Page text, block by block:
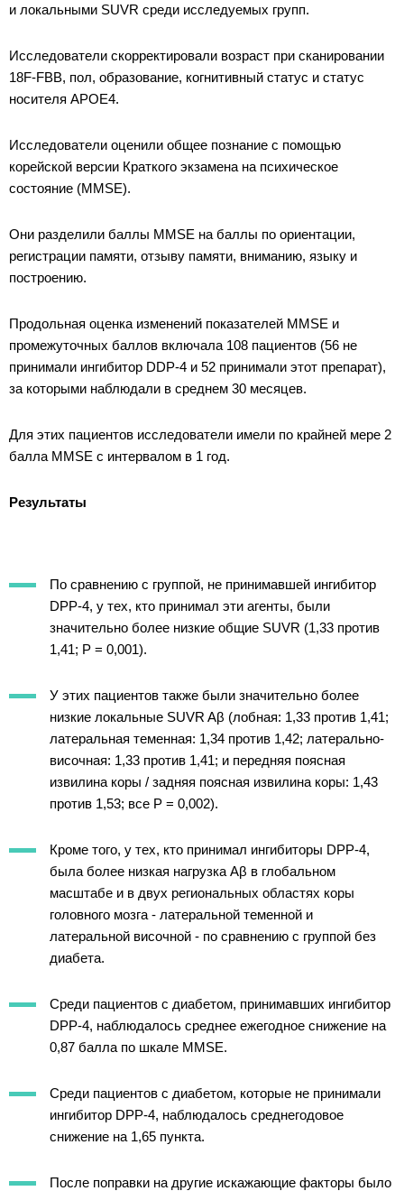
и локальными SUVR среди исследуемых групп.
Исследователи скорректировали возраст при сканировании
18F-FBB, пол, образование, когнитивный статус и статус
носителя APOE4.
Исследователи оценили общее познание с помощью
корейской версии Краткого экзамена на психическое
состояние (MMSE).
Они разделили баллы MMSE на баллы по ориентации,
регистрации памяти, отзыву памяти, вниманию, языку и
построению.
Продольная оценка изменений показателей MMSE и
промежуточных баллов включала 108 пациентов (56 не
принимали ингибитор DDP-4 и 52 принимали этот препарат),
за которыми наблюдали в среднем 30 месяцев.
Для этих пациентов исследователи имели по крайней мере 2
балла MMSE с интервалом в 1 год.
Результаты
По сравнению с группой, не принимавшей ингибитор
DPP-4, у тех, кто принимал эти агенты, были
значительно более низкие общие SUVR (1,33 против
1,41; P = 0,001).
У этих пациентов также были значительно более
низкие локальные SUVR Aβ (лобная: 1,33 против 1,41;
латеральная теменная: 1,34 против 1,42; латерально-
височная: 1,33 против 1,41; и передняя поясная
извилина коры / задняя поясная извилина коры: 1,43
против 1,53; все P = 0,002).
Кроме того, у тех, кто принимал ингибиторы DPP-4,
была более низкая нагрузка Aβ в глобальном
масштабе и в двух региональных областях коры
головного мозга - латеральной теменной и
латеральной височной - по сравнению с группой без
диабета.
Среди пациентов с диабетом, принимавших ингибитор
DPP-4, наблюдалось среднее ежегодное снижение на
0,87 балла по шкале MMSE.
Среди пациентов с диабетом, которые не принимали
ингибитор DPP-4, наблюдалось среднегодовое
снижение на 1,65 пункта.
После поправки на другие искажающие факторы было